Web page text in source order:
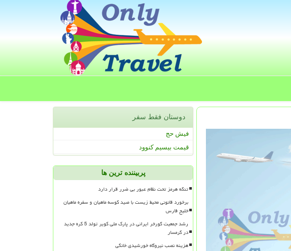
دوستان فقط سفر
فیش حج
قیمت بیسیم کنوود
پربیننده ترین ها
تنگه هرمز تحت نظام عبور بی ضرر قرار دارد
برخورد قانونی محیط زیست با صید کوسه ماهیان و سفره ماهیان
خلیج فارس
رشد جمعیت گورخر ایرانی در پارک ملی کویر تولد 5 کره جدید
در گرمسار
هزینه نصب نیروگاه خورشیدی خانگی